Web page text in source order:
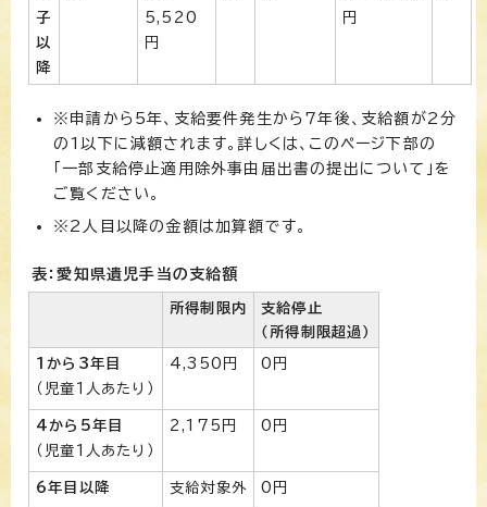
子
以
降
5,520
円
円
※申請から5年、支給要件発生から7年後、支給額が2分
の1以下に減額されます。詳しくは、このページ下部の
「一部支給停止適用除外事由届出書の提出について」を
ご覧ください。
※2人目以降の金額は加算額です。
表：愛知県遺児手当の支給額
所得制限内
支給停止
（所得制限超過）
1から3年目
（児童1人あたり）
4,350円 0円
4から5年目
（児童1人あたり）
2,175円 0円
6年目以降 支給対象外 0円